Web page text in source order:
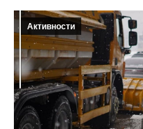
Активности